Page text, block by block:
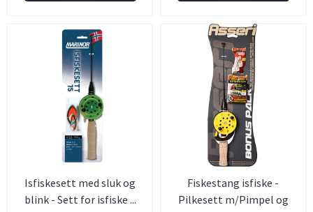
Isfiskesett med sluk og
blink - Sett for isfiske ...
Fiskestang isfiske -
Pilkesett m/Pimpel og